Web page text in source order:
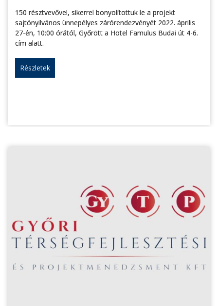
150 résztvevővel, sikerrel bonyolítottuk le a projekt
sajtónyilvános ünnepélyes zárórendezvényét 2022. április
27-én, 10:00 órától, Győrött a Hotel Famulus Budai út 4-6.
cím alatt.
Részletek